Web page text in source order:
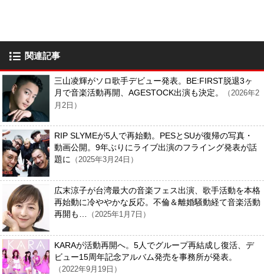
関連記事
三山凌輝がソロ歌手デビュー発表。BE:FIRST脱退3ヶ
月で音楽活動再開、AGESTOCK出演も決定。
（2026年2
月2日）
RIP SLYMEが5人で再始動。PESとSUが復帰の写真・
動画公開。9年ぶりにライブ出演のフライング発表が話
題に
（2025年3月24日）
広末涼子が台湾最大の音楽フェス出演、歌手活動を本格
再始動に冷ややかな反応。不倫＆離婚騒動経て音楽活動
再開も…
（2025年1月7日）
KARAが活動再開へ。5人でグループ再結成し復活、デ
ビュー15周年記念アルバム発売を事務所が発表。
（2022年9月19日）